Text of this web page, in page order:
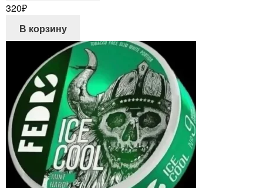
320₽
В корзину